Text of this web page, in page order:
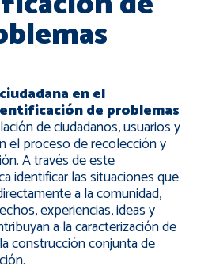
en el
de problemas
de ciudadanos, usuarios y
el proceso de recolección y
A través de este
identificar las situaciones que
a la comunidad,
experiencias, ideas y
a la caracterización de
construcción conjunta de